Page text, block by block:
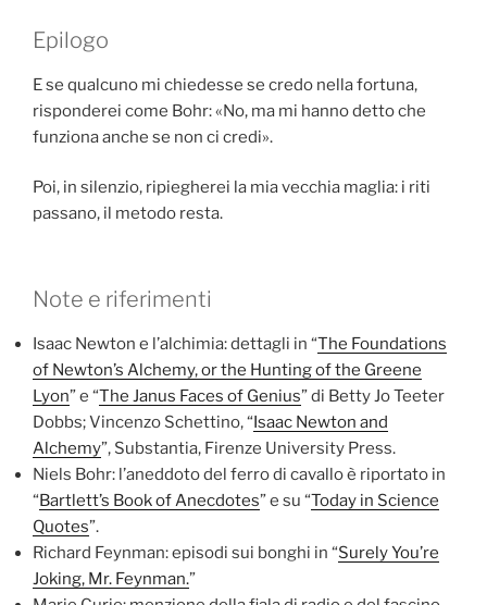
Epilogo
E se qualcuno mi chiedesse se credo nella fortuna,
risponderei come Bohr: «No, ma mi hanno detto che
funziona anche se non ci credi».
Poi, in silenzio, ripiegherei la mia vecchia maglia: i riti
passano, il metodo resta.
Note e riferimenti
Isaac Newton e l’alchimia: dettagli in “The Foundations
of Newton’s Alchemy, or the Hunting of the Greene
Lyon” e “The Janus Faces of Genius” di Betty Jo Teeter
Dobbs; Vincenzo Schettino, “Isaac Newton and
Alchemy”, Substantia, Firenze University Press.
Niels Bohr: l’aneddoto del ferro di cavallo è riportato in
“Bartlett’s Book of Anecdotes” e su “Today in Science
Quotes”.
Richard Feynman: episodi sui bonghi in “Surely You’re
Joking, Mr. Feynman.”